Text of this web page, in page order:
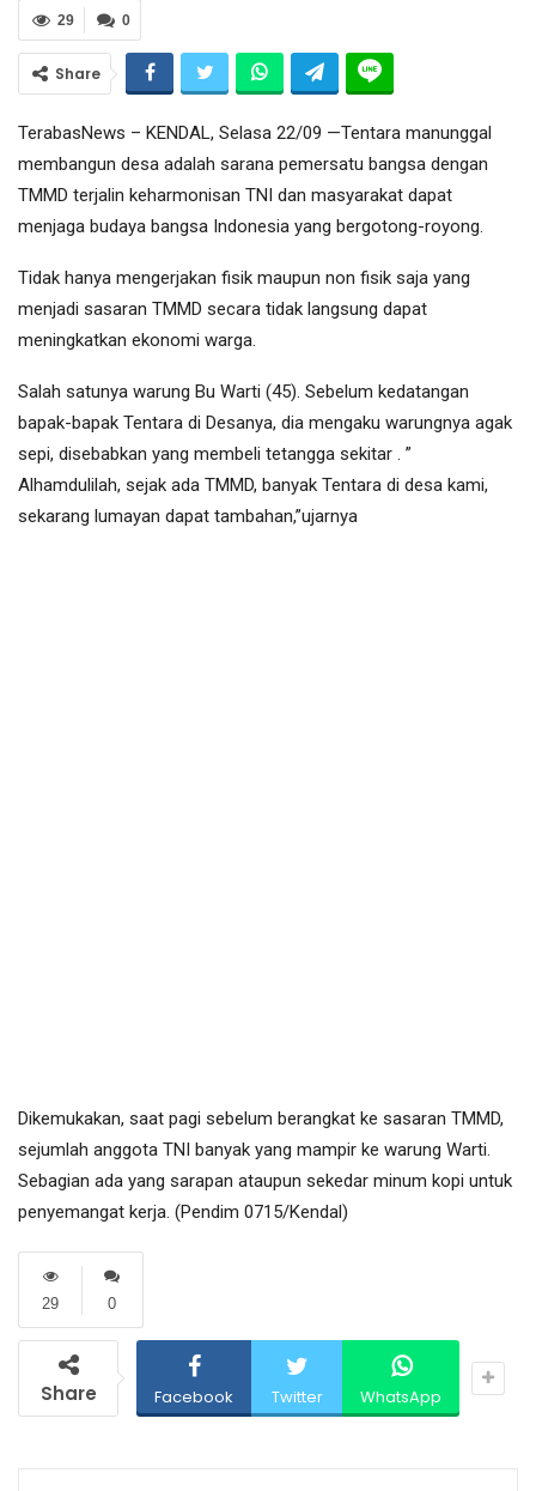
0
29
Share
TerabasNews – KENDAL, Selasa 22/09 —Tentara manunggal
membangun desa adalah sarana pemersatu bangsa dengan
TMMD terjalin keharmonisan TNI dan masyarakat dapat
menjaga budaya bangsa Indonesia yang bergotong-royong.
Tidak hanya mengerjakan fisik maupun non fisik saja yang
menjadi sasaran TMMD secara tidak langsung dapat
meningkatkan ekonomi warga.
Salah satunya warung Bu Warti (45). Sebelum kedatangan
bapak-bapak Tentara di Desanya, dia mengaku warungnya agak
sepi, disebabkan yang membeli tetangga sekitar . ”
Alhamdulilah, sejak ada TMMD, banyak Tentara di desa kami,
sekarang lumayan dapat tambahan,”ujarnya
Dikemukakan, saat pagi sebelum berangkat ke sasaran TMMD,
sejumlah anggota TNI banyak yang mampir ke warung Warti.
Sebagian ada yang sarapan ataupun sekedar minum kopi untuk
penyemangat kerja. (Pendim 0715/Kendal)
0
29
Share Facebook Twitter WhatsApp